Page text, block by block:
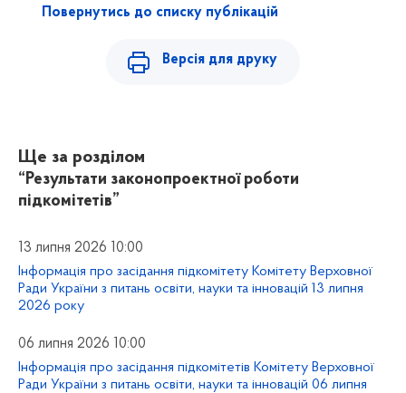
Повернутись до списку публікацій
Версія для друку
Ще за розділом
“Результати законопроектної роботи
підкомітетів”
13 липня 2026 10:00
Інформація про засідання підкомітету Комітету Верховної
Ради України з питань освіти, науки та інновацій 13 липня
2026 року
06 липня 2026 10:00
Інформація про засідання підкомітетів Комітету Верховної
Ради України з питань освіти, науки та інновацій 06 липня